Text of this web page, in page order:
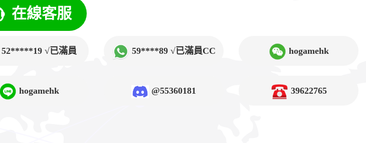
在線客服
52*****19 √已滿員 59****89 √已滿員CC hogamehk
hogamehk @55360181 39622765